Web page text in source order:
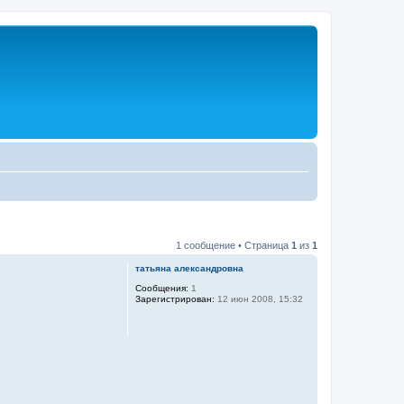
1 сообщение • Страница 1 из 1
татьяна александровна
Сообщения: 1
Зарегистрирован: 12 июн 2008, 15:32